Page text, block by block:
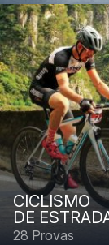
CICLISMO
DE
28 Provas